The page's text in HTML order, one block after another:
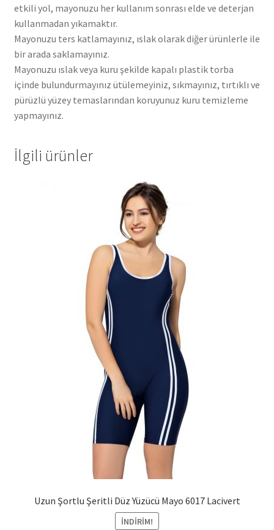
etkili yol, mayonuzu her kullanım sonrası elde ve deterjan
kullanmadan yıkamaktır.
Mayonuzu ters katlamayınız, ıslak olarak diğer ürünlerle ile
bir arada saklamayınız.
Mayonuzu ıslak veya kuru şekilde kapalı plastik torba
içinde bulundurmayınız ütülemeyiniz, sıkmayınız, tırtıklı ve
pürüzlü yüzey temaslarından koruyunuz kuru temizleme
yapmayınız.
İlgili ürünler
Uzun Şortlu Şeritli Düz Yüzücü Mayo 6017 Lacivert
İNDIRIM!